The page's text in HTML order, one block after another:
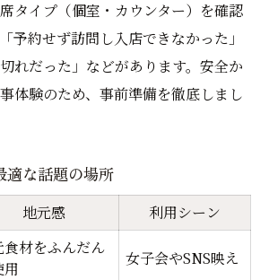
タイプ（個室・カウンター）を確認
予約せず訪問し入店できなかった」
れだった」などがあります。安全か
体験のため、事前準備を徹底しまし
適な話題の場所
地元感
利用シーン
食材をふんだん
用
女子会やSNS映え